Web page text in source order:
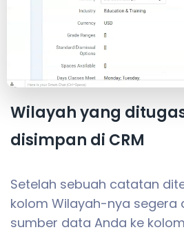
Wilayah yang
disimpan di CRM
Setelah sebuah catatan
kolom Wilayah-nya segera
sumber data Anda ke